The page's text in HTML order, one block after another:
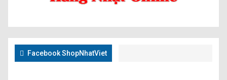
Facebook ShopNhatViet